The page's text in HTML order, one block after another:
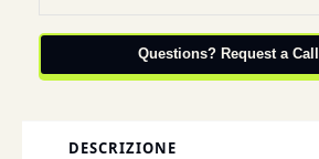
Questions? Request a
DESCRIZIONE